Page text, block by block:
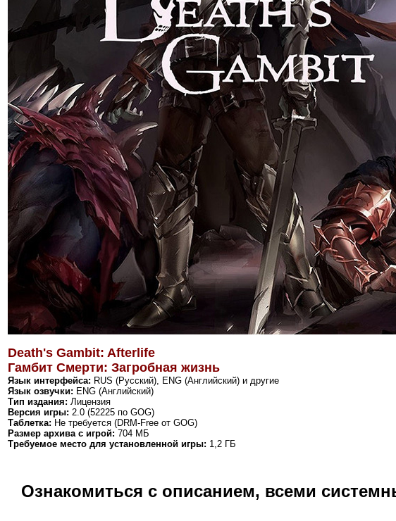
Death's Gambit: Afterlife
Гамбит Смерти: Загробная жизнь
Язык интерфейса: RUS (Русский), ENG (Английский) и другие
Язык озвучки: ENG (Английский)
Тип издания: Лицензия
Версия игры: 2.0 (52225 по GOG)
Таблетка: Не требуется (DRM-Free от GOG)
Размер архива с игрой: 704 МБ
Требуемое место для установленной игры: 1,2 ГБ
Ознакомиться с описанием, всеми